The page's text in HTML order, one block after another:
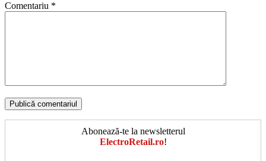
Comentariu *
Abonează-te la newsletterul
ElectroRetail.ro!